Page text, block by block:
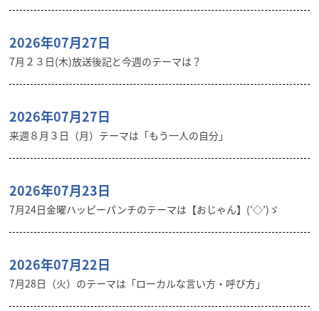
2026年07月27日
7月２３日(木)放送後記と今週のテーマは？
2026年07月27日
来週８月３日（月）テーマは「もう一人の自分」
2026年07月23日
7月24日金曜ハッピーパンチのテーマは【おじゃん】(‘◇’)ゞ
2026年07月22日
7月28日（火）のテーマは「ローカルな言い方・呼び方」